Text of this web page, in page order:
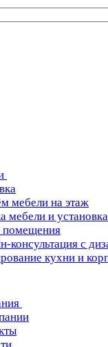
мебели на этаж
мебели и
помещения
консультация с
кухни и